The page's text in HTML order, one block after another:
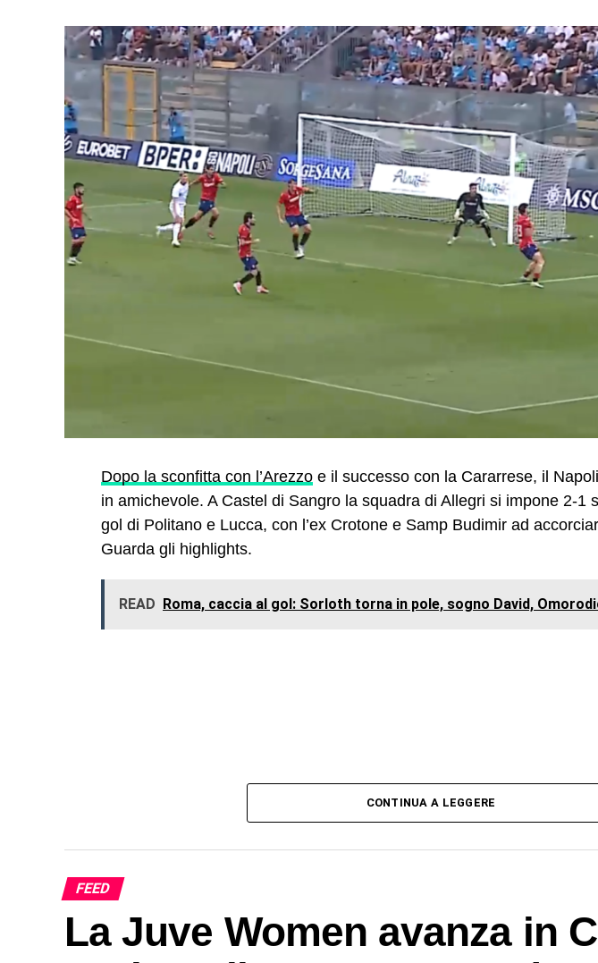
Dopo la sconfitta con l’Arezzo e il successo con la Cararrese, il
in amichevole. A Castel di Sangro la squadra di Allegri si impone 2-1
gol di Politano e Lucca, con l’ex Crotone e Samp Budimir ad
Guarda gli highlights.
READ Roma, caccia al gol: Sorloth torna in pole, sogno David,
CONTINUA A LEGGERE
FEED
La Juve Women avanza in